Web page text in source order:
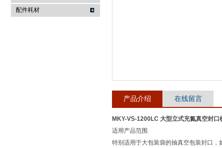
配件耗材
产品介绍 在线留言
MKY-VS-1200LC 大型立式充氮真空封口
适用产品范围
特别适用于大包装袋的抽真空包装封口